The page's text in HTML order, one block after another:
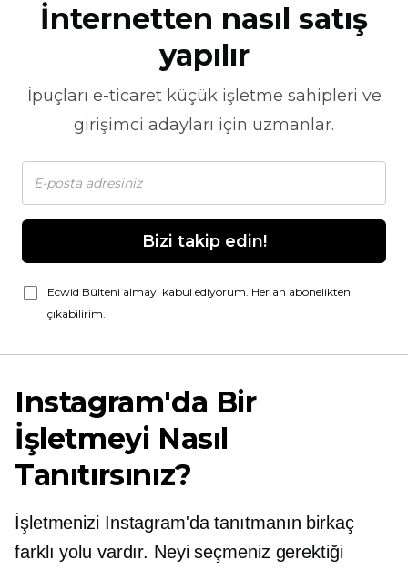
İnternetten nasıl satış
yapılır
İpuçları e-ticaretküçük işletme sahipleri ve
girişimci adayları için uzmanlar.
Bizi takip edin!
Ecwid Bülteni almayı kabul ediyorum. Her an abonelikten
çıkabilirim.
Instagram'da Bir
İşletmeyi Nasıl
Tanıtırsınız?
İşletmenizi Instagram'da tanıtmanın birkaç
farklı yolu vardır. Neyi seçmeniz gerektiği